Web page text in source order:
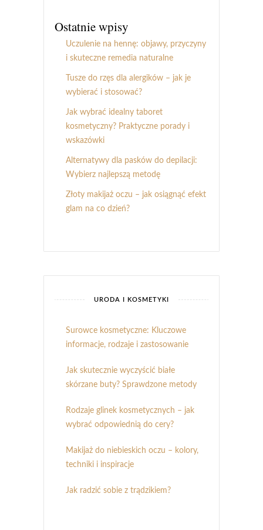
Ostatnie wpisy
Uczulenie na hennę: objawy, przyczyny
i skuteczne remedia naturalne
Tusze do rzęs dla alergików – jak je
wybierać i stosować?
Jak wybrać idealny taboret
kosmetyczny? Praktyczne porady i
wskazówki
Alternatywy dla pasków do depilacji:
Wybierz najlepszą metodę
Złoty makijaż oczu – jak osiągnąć efekt
glam na co dzień?
URODA I KOSMETYKI
Surowce kosmetyczne: Kluczowe
informacje, rodzaje i zastosowanie
Jak skutecznie wyczyścić białe
skórzane buty? Sprawdzone metody
Rodzaje glinek kosmetycznych – jak
wybrać odpowiednią do cery?
Makijaż do niebieskich oczu – kolory,
techniki i inspiracje
Jak radzić sobie z trądzikiem?